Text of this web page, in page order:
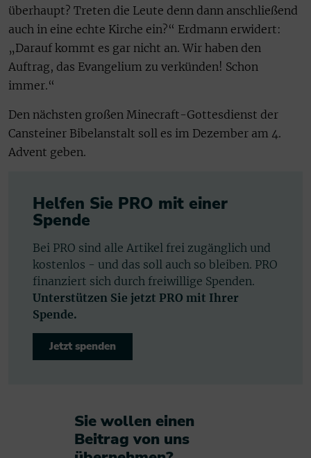
überhaupt? Treten die Leute denn dann anschließend
auch in eine echte Kirche ein?“ Erdmann erwidert:
„Darauf kommt es gar nicht an. Wir haben den
Auftrag, das Evangelium zu verkünden! Schon
immer.“
Den nächsten großen Minecraft-Gottesdienst der
Cansteiner Bibelanstalt soll es im Dezember am 4.
Advent geben.
Helfen Sie PRO mit einer
Spende
Bei PRO sind alle Artikel frei zugänglich und
kostenlos - und das soll auch so bleiben. PRO
finanziert sich durch freiwillige Spenden.
Unterstützen Sie jetzt PRO mit Ihrer
Spende.
Jetzt spenden
Sie wollen einen
Beitrag von uns